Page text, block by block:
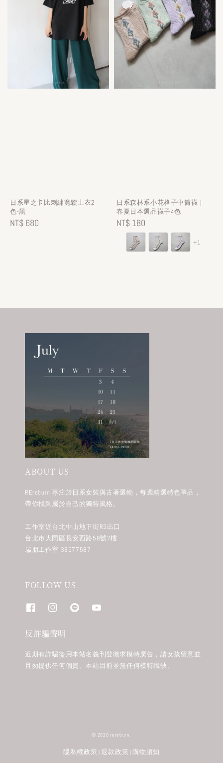
日系星之卡比刺繡寬鬆上衣2
色-黑
Regular
NT$ 680
日系森林系小花格子中筒襪｜
春夏日本選品襪子4色
Regular
price
NT$ 180
+1
ABOUT US
REreburn 專注於日系女裝與古著選物，每週精選特色單品，
帶你找到屬於自己的獨特風格。
工作室近台北中山地下街R3出口
台北市大同區長安西路58號7樓
瑞朋工作室 38577587
FOLLOW US
反詐騙聲明
近期有詐騙盜用本站名義刊登徵求模特廣告，請女孩留意並
且勿提供任何個資。本站目前並無任何模特職缺。
© 2026 rereburn.
隱私權政策 退款政策 購物須知